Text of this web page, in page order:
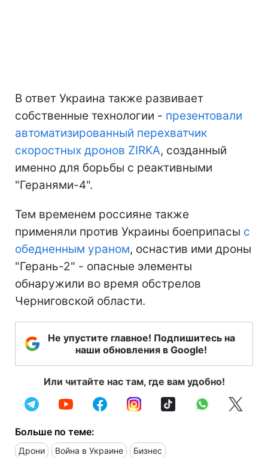
В ответ Украина также развивает
собственные технологии - презентовали
автоматизированный перехватчик
скоростных дронов ZIRKA, созданный
именно для борьбы с реактивными
"Геранями-4".
Тем временем россияне также
применяли против Украины боеприпасы с
обедненным ураном, оснастив ими дроны
"Герань-2" - опасные элементы
обнаружили во время обстрелов
Черниговской области.
Не упустите главное! Подпишитесь на
наши обновления в Google!
Или читайте нас там, где вам удобно!
Больше по теме:
Дрони Война в Украине Бизнес